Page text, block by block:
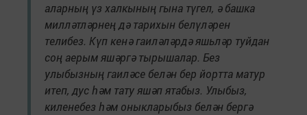
аларның үз халкының гына түгел, ә башка
милләтләрнең дә тарихын белүләрен
телибез. Күп кенә гаиләләрдә яшьләр туйдан
соң аерым яшәргә тырышалар. Без
улыбызның гаиләсе белән бер йортта матур
итеп, дус һәм тату яшәп ятабыз. Улыбыз,
киленебез һәм оныкларыбыз белән бергә